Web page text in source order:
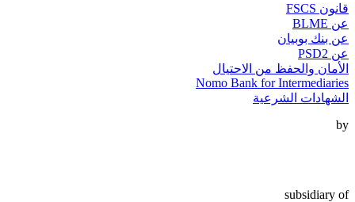
قانون FSCS
عن BLME
عن بنك بوبيان
عن PSD2
الأمان والحفظ من الاحتيال
Nomo Bank for Intermediaries
الشهادات الشرعية
by
subsidiary of